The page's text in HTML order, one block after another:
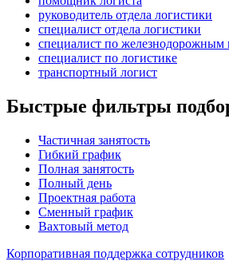
руководитель отдела логистики
специалист отдела логистики
специалист по железнодорожным
специалист по логистике
транспортный логист
Быстрые фильтры
Частичная занятость
Гибкий график
Полная занятость
Полный день
Проектная работа
Сменный график
Вахтовый метод
Корпоративная поддержка сотрудников